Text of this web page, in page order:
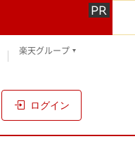
楽天グループ
ログイン